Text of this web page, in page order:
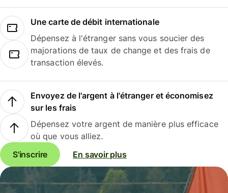
Une carte de débit internationale
Dépensez à l'étranger sans vous soucier des
majorations de taux de change et des frais de
transaction élevés.
Envoyez de l'argent à l'étranger et économisez
sur les frais
Dépensez votre argent de manière plus efficace
où que vous alliez.
S'inscrire
En savoir plus